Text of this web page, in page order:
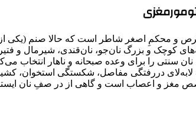
و محکمِ اصغر شاطر است که حالا صنم (یکی
کوچک و بزرگ نان‌جو، نان‌قندی، شیرمال و
سنتی را برای وعده صبحانه و ناهار انتخاب
دررفتگی مفاصل، شکستگی استخوان،
مغز و اعصاب است و گاهی از در صفِ نان